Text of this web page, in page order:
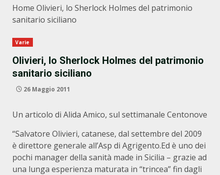
Home Olivieri, lo Sherlock Holmes del patrimonio
sanitario siciliano
Varie
Olivieri, lo Sherlock Holmes del patrimonio
sanitario siciliano
26 Maggio 2011
Un articolo di Alida Amico, sul settimanale Centonove
“Salvatore Olivieri, catanese, dal settembre del 2009
è direttore generale all’Asp di Agrigento.Ed è uno dei
pochi manager della sanità made in Sicilia – grazie ad
una lunga esperienza maturata in “trincea” fin dagli